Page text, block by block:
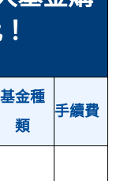
基金種
類
手續費